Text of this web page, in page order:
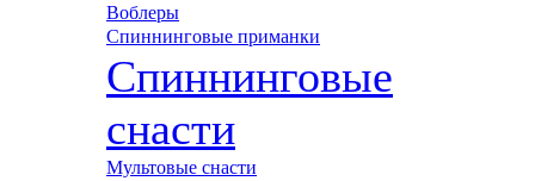
Воблеры
Спиннинговые приманки
Спиннинговые
снасти
Мультовые снасти